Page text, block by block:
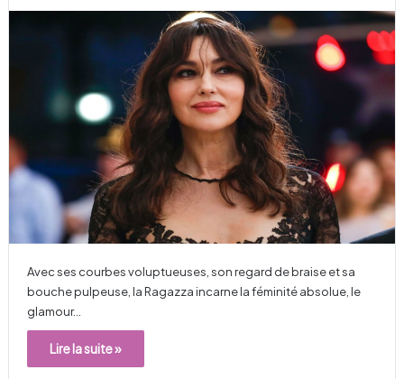
Avec ses courbes volup­tueuses, son regard de braise et sa
bouche pulpeuse, la Ragazza incarne la féminité absolue, le
glamour…
Lire la suite »